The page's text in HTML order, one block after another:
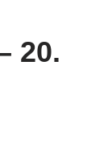
20.